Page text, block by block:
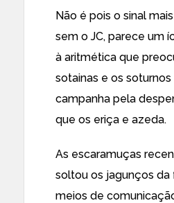
Não é pois o sinal
sem o JC, parece um
à aritmética que
sotainas e os soturnos
campanha pela
que os eriça e azeda.
As escaramuças
soltou os jagunços da
meios de